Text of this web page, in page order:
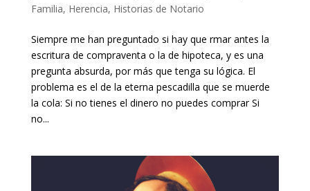
Familia, Herencia, Historias de Notario
Siempre me han preguntado si hay que firmar antes la
escritura de compraventa o la de hipoteca, y es una
pregunta absurda, por más que tenga su lógica. El
problema es el de la eterna pescadilla que se muerde
la cola: Si no tienes el dinero no puedes comprar Si
no...